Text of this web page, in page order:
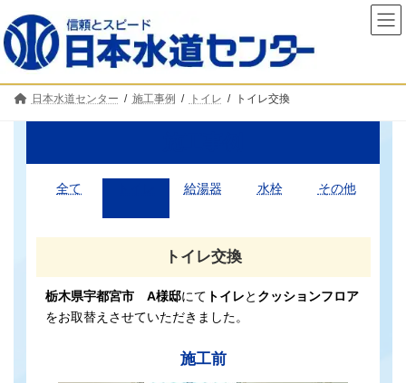
ン
テ
ン
へ
ビ
ゲ
ー
ョ
日本水道センター 施工事例 トイレ トイレ交換
全て 給湯器 水栓 その他
トイレ交換
栃木県宇都宮市 A様邸にて トイレと クッションフロア
をお取替えさせていただきました。
施工前